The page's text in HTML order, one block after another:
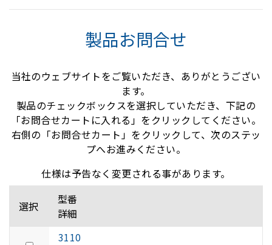
製品お問合せ
当社のウェブサイトをご覧いただき、ありがとうござい
ます。
製品のチェックボックスを選択していただき、下記の
「お問合せカートに入れる」をクリックしてください。
右側の「お問合せカート」をクリックして、次のステッ
プへお進みください。
仕様は予告なく変更される事があります。
選択
型番
詳細
3110